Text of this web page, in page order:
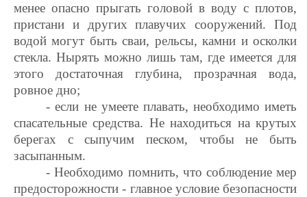
менее опасно прыгать головой в воду с плотов,
пристани и других плавучих сооружений. Под
водой могут быть сваи, рельсы, камни и осколки
стекла. Нырять можно лишь там, где имеется для
этого достаточная глубина, прозрачная вода,
ровное дно;
- если не умеете плавать, необходимо иметь
спасательные средства. Не находиться на крутых
берегах с сыпучим песком, чтобы не быть
засыпанным.
- Необходимо помнить, что соблюдение мер
предосторожности - главное условие безопасности